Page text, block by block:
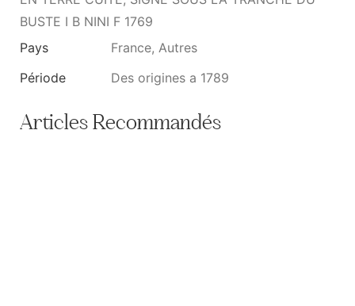
BUSTE I B NINI F 1769
Pays
France, Autres
Période
Des origines a 1789
Articles Recommandés